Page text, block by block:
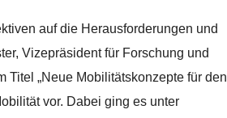
auf die Herausforderungen und
Vizepräsident für Forschung und
„Neue Mobilitätskonzepte für den
vor. Dabei ging es unter